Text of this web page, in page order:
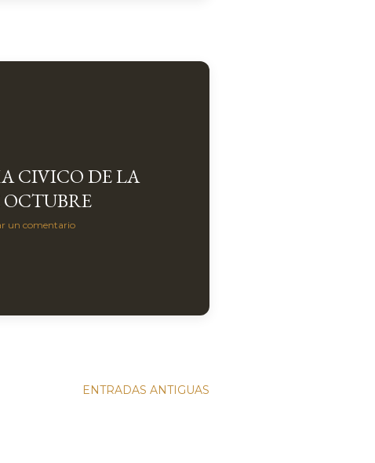
CIVICO DE LA
un comentario
ENTRADAS ANTIGUAS